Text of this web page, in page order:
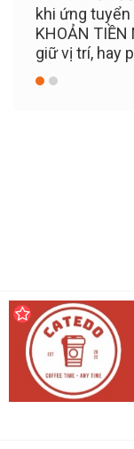
khi ứng tuyển
KHOẢN TIỀN
giữ vị trí, hay